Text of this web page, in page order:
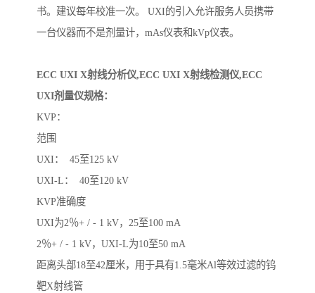
书。建议每年校准一次。 UXI的引入允许服务人员携带
一台仪器而不是剂量计，mAs仪表和kVp仪表。
ECC UXI X射线分析仪,ECC UXI X射线检测仪,ECC
UXI剂量仪规格：
KVP：
范围
UXI： 45至125 kV
UXI-L： 40至120 kV
KVP准确度
UXI为2％+ / - 1 kV，25至100 mA
2％+ / - 1 kV，UXI-L为10至50 mA
距离头部18至42厘米，用于具有1.5毫米Al等效过滤的钨
靶X射线管